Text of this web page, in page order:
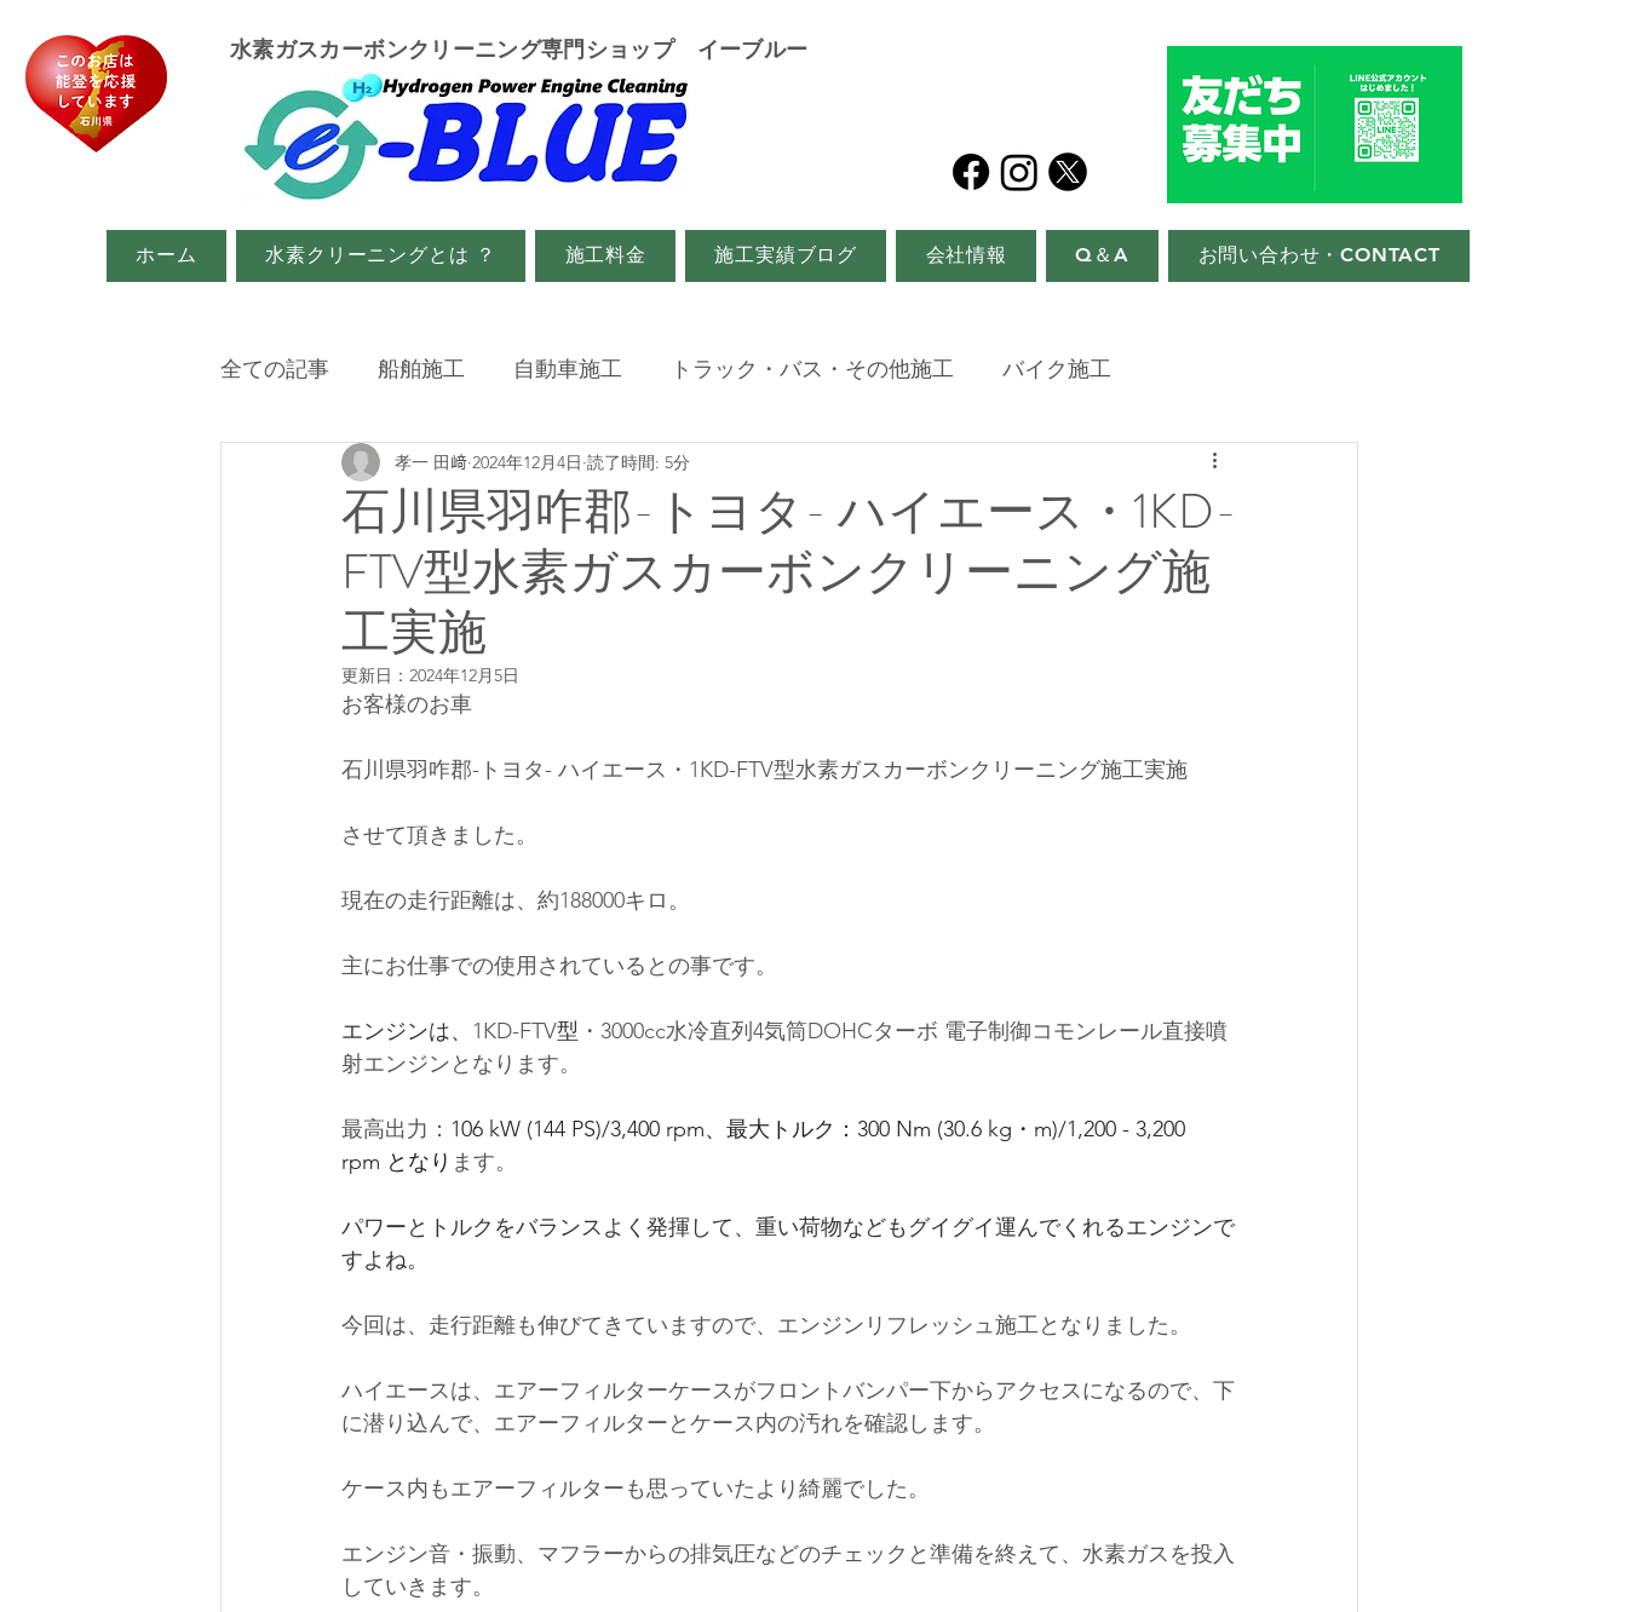
​水素ガスカーボンクリーニング専門ショップ イーブルー
ホーム 水素クリーニングとは ？ 施工料金 施工実績ブログ 会社情報 Q＆A お問い合わせ・CONTACT
全ての記事 船舶施工 自動車施工 トラック・バス・その他施工 バイク施工
イベント・メディア関係
石川県羽咋郡-トヨタ- ハイエース・1KD-
FTV型水素ガスカーボンクリーニング施
工実施
孝一 田﨑 2024年12月4日 読了時間: 5分
更新日： 2024年12月5日
お客様のお車
石川県羽咋郡-トヨタ- ハイエース・1KD-FTV型水素ガスカーボンクリーニング施工実施
させて頂きました。
現在の走行距離は、約188000キロ。
主にお仕事での使用されているとの事です。
エンジンは、 1KD-FTV型 ・3000cc水冷直列4気筒DOHCターボ 電子制御コモンレール直接噴
射エンジンとなります。
最高出力： 106 kW (144 PS)/3,400 rpm、最大トルク： 300 Nm (30.6 kg・m)/1,200 - 3,200
rpm となり ます。
パワーとトルクをバランスよく発揮して、重い荷物などもグイグイ運んでくれるエンジンで
すよね。
今回は、走行距離も伸びてきていますので、エンジンリフレッシュ施工となりました。
ハイエースは、エアーフィルターケースがフロントバンパー下からアクセスになるので、下
に潜り込んで、エアーフィルターとケース内の汚れを確認します。
ケース内もエアーフィルターも思っていたより綺麗でした。
エンジン音・振動、マフラーからの排気圧などのチェックと準備を終えて、水素ガスを投入
していきます。